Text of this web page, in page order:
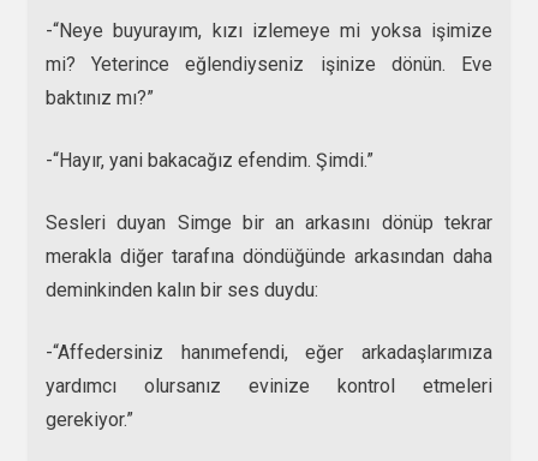
-“Neye buyurayım, kızı izlemeye mi yoksa işimize
mi? Yeterince eğlendiyseniz işinize dönün. Eve
baktınız mı?”
-“Hayır, yani bakacağız efendim. Şimdi.”
Sesleri duyan Simge bir an arkasını dönüp tekrar
merakla diğer tarafına döndüğünde arkasından daha
deminkinden kalın bir ses duydu:
-“Affedersiniz hanımefendi, eğer arkadaşlarımıza
yardımcı olursanız evinize kontrol etmeleri
gerekiyor.”